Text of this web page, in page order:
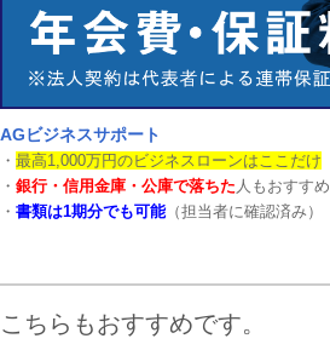
AGビジネスサポート
・ 最高1,000万円のビジネスローンはここだけ
・ 銀行・信用金庫・公庫で落ちた 人もおすすめ
・ 書類は1期分でも可能（担当者に確認済み）
こちらもおすすめです。